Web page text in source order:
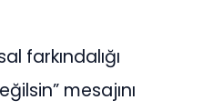
farkındalığı
mesajını